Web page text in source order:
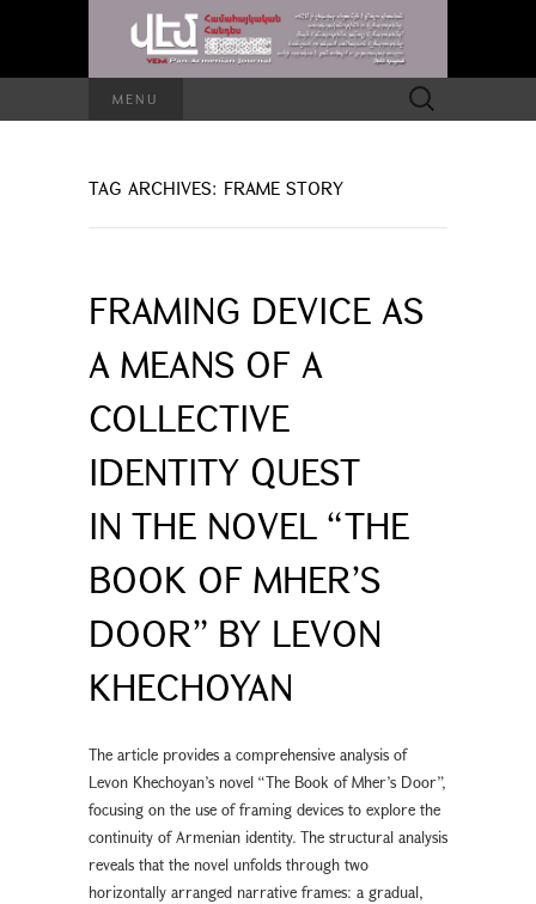
MENU
Search
for:
TAG ARCHIVES: FRAME STORY
FRAMING DEVICE AS
A MEANS OF A
COLLECTIVE
IDENTITY QUEST
IN THE NOVEL “THE
BOOK OF MHER’S
DOOR” BY LEVON
KHECHOYAN
The article provides a comprehensive analysis of
Levon Khechoyan’s novel “The Book of Mher’s Door”,
focusing on the use of framing devices to explore the
continuity of Armenian identity. The structural analysis
reveals that the novel unfolds through two
horizontally arranged narrative frames: a gradual,